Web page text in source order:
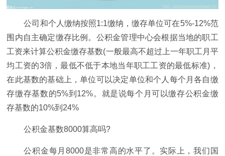
公司和个人缴纳按照1:1缴纳，缴存单位可在5%-12%范
围内自主确定缴存比例。公积金管理中心会根据当地的职工
工资来计算公积金缴存基数(一般最高不超过上一年职工月平
均工资的3倍，最低不低于本地当年职工工资的最低标准)，
在此基数的基础上，单位可以决定单位和个人每个月各自缴
存缴存基数的5%到12%。就是说每个月可以缴存公积金缴
存基数的10%到24%
公积金基数8000算高吗?
公积金每月8000是非常高的水平了。实际上，我们国